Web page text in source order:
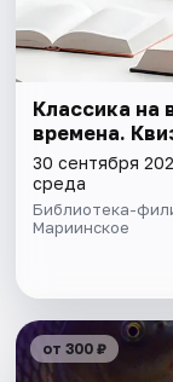
Классика на
времена.
30 сентября
среда
Библиотека-
Мариинское
от 300 ₽